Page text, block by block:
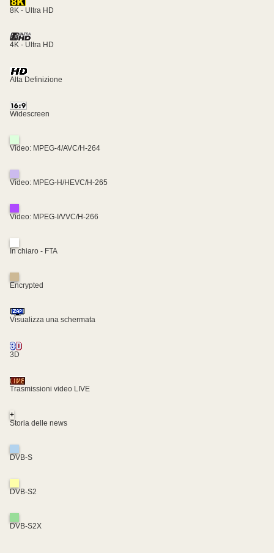
8K - Ultra HD
4K - Ultra HD
Alta Definizione
Widescreen
Video: MPEG-4/AVC/H-264
Video: MPEG-H/HEVC/H-265
Video: MPEG-I/VVC/H-266
In chiaro - FTA
Encrypted
Visualizza una schermata
3D
Trasmissioni video LIVE
+
Storia delle news
DVB-S
DVB-S2
DVB-S2X